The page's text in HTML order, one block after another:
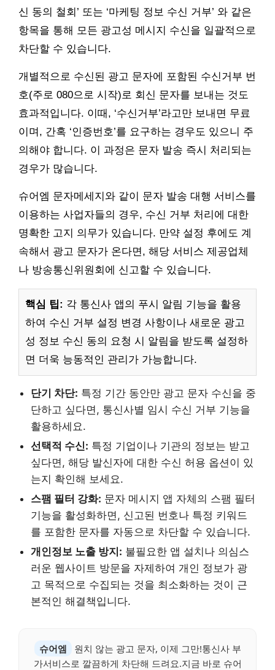
신 동의 철회’ 또는 ‘마케팅 정보 수신 거부’ 와 같은
항목을 통해 모든 광고성 메시지 수신을 일괄적으로
차단할 수 있습니다.
개별적으로 수신된 광고 문자에 포함된 수신거부 번
호(주로 080으로 시작)로 회신 문자를 보내는 것도
효과적입니다. 이때, ‘수신거부’라고만 보내면 무료
이며, 간혹 ‘인증번호’를 요구하는 경우도 있으니 주
의해야 합니다. 이 과정은 문자 발송 즉시 처리되는
경우가 많습니다.
슈어엠 문자메세지와 같이 문자 발송 대행 서비스를
이용하는 사업자들의 경우, 수신 거부 처리에 대한
명확한 고지 의무가 있습니다. 만약 설정 후에도 계
속해서 광고 문자가 온다면, 해당 서비스 제공업체
나 방송통신위원회에 신고할 수 있습니다.
핵심 팁: 각 통신사 앱의 푸시 알림 기능을 활용
하여 수신 거부 설정 변경 사항이나 새로운 광고
성 정보 수신 동의 요청 시 알림을 받도록 설정하
면 더욱 능동적인 관리가 가능합니다.
단기 차단: 특정 기간 동안만 광고 문자 수신을 중
단하고 싶다면, 통신사별 임시 수신 거부 기능을
활용하세요.
선택적 수신: 특정 기업이나 기관의 정보는 받고
싶다면, 해당 발신자에 대한 수신 허용 옵션이 있
는지 확인해 보세요.
스팸 필터 강화: 문자 메시지 앱 자체의 스팸 필터
기능을 활성화하면, 신고된 번호나 특정 키워드
를 포함한 문자를 자동으로 차단할 수 있습니다.
개인정보 노출 방지: 불필요한 앱 설치나 의심스
러운 웹사이트 방문을 자제하여 개인 정보가 광
고 목적으로 수집되는 것을 최소화하는 것이 근
본적인 해결책입니다.
슈어엠
원치 않는 광고 문자, 이제 그만!통신사 부
가서비스로 깔끔하게 차단해 드려요.지금 바로 슈어